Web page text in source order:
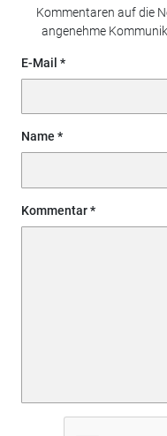
Kommentaren auf die
angenehme
E-Mail
Name
Kommentar